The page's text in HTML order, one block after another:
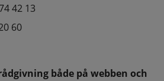
42 13
60
både på webben och